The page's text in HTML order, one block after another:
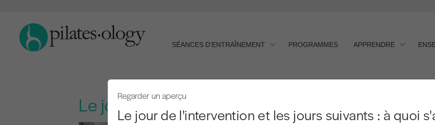
SÉANCES D'ENTRAÎNEMENT PROGRAMMES APPRENDRE
Le jour de l'intervention et les jours suivants : à
Regarder un aperçu
Le jour de l'intervention et les jours suivants : à quoi